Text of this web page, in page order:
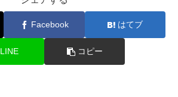
Facebook はてブ
LINE コピー